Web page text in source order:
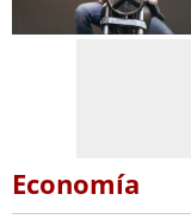
Economía